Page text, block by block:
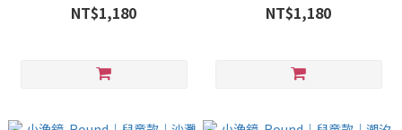
NT$1,180 NT$1,180